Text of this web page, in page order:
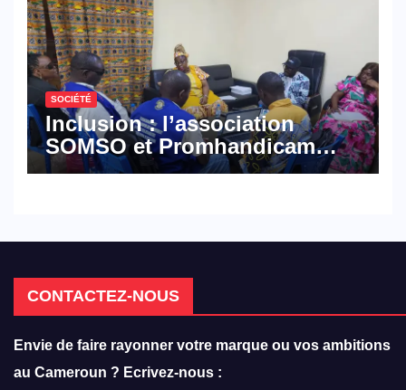
SOCIÉTÉ
Inclusion : l’association
SOMSO et Promhandicam
militent en faveur d’une
CONTACTEZ-NOUS
Envie de faire rayonner votre marque ou vos ambitions
au Cameroun ? Ecrivez-nous :